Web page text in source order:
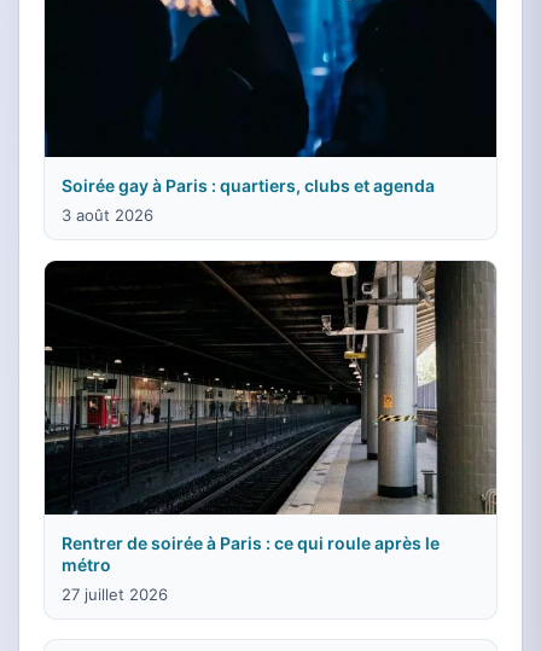
Soirée gay à Paris : quartiers, clubs et agenda
3 août 2026
Rentrer de soirée à Paris : ce qui roule après le
métro
27 juillet 2026